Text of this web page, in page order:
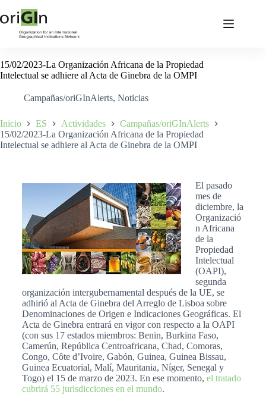
15/02/2023-La Organización Africana de la Propiedad
Intelectual se adhiere al Acta de Ginebra de la OMPI
Campañas/oriGInAlerts, Noticias
Inicio ES Actividades
Campañas/oriGInAlerts
15/02/2023-La Organización Africana de la Propiedad
Intelectual se adhiere al Acta de Ginebra de la OMPI
El pasado
mes de
diciembre, la
Organizació
n Africana
de la
Propiedad
Intelectual
(OAPI),
segunda
organización intergubernamental después de la UE, se
adhirió al Acta de Ginebra del Arreglo de Lisboa sobre
Denominaciones de Origen e Indicaciones Geográficas. El
Acta de Ginebra entrará en vigor con respecto a la OAPI
(con sus 17 estados miembros: Benin, Burkina Faso,
Camerún, República Centroafricana, Chad, Comoras,
Congo, Côte d’Ivoire, Gabón, Guinea, Guinea Bissau,
Guinea Ecuatorial, Malí, Mauritania, Níger, Senegal y
Togo) el 15 de marzo de 2023. En ese momento, el tratado
cubrirá 55 jurisdicciones en el mundo.